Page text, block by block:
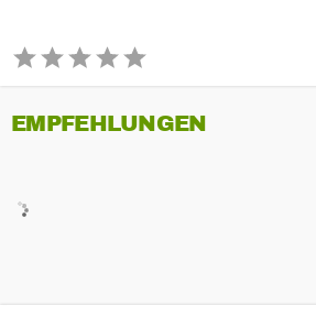
EMPFEHLUNGEN